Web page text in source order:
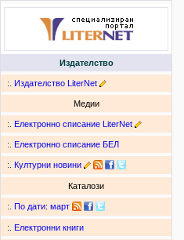
Издателство
:. Издателство LiterNet
Медии
:. Електронно списание LiterNet
:. Електронно списание БЕЛ
:. Културни новини
Каталози
:. По дати: март
:. Електронни книги